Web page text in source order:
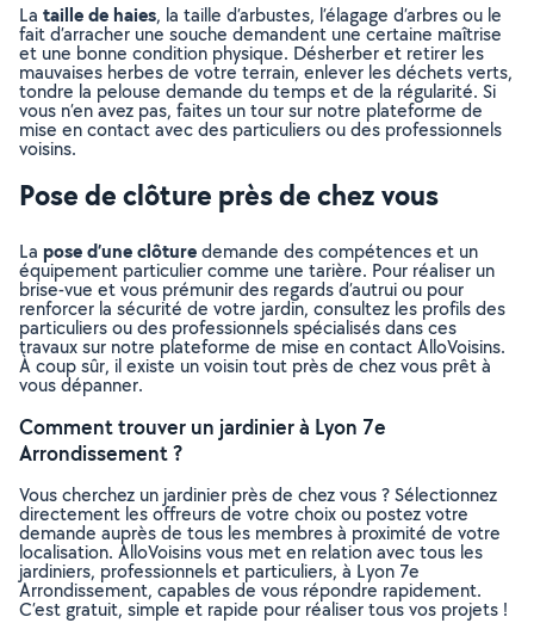
La taille de haies, la taille d’arbustes, l’élagage d’arbres ou le
fait d’arracher une souche demandent une certaine maîtrise
et une bonne condition physique. Désherber et retirer les
mauvaises herbes de votre terrain, enlever les déchets verts,
tondre la pelouse demande du temps et de la régularité. Si
vous n’en avez pas, faites un tour sur notre plateforme de
mise en contact avec des particuliers ou des professionnels
voisins.
Pose de clôture près de chez vous
La pose d’une clôturedemande des compétences et un
équipement particulier comme une tarière. Pour réaliser un
brise-vue et vous prémunir des regards d’autrui ou pour
renforcer la sécurité de votre jardin, consultez les profils des
particuliers ou des professionnels spécialisés dans ces
travaux sur notre plateforme de mise en contact AlloVoisins.
À coup sûr, il existe un voisin tout près de chez vous prêt à
vous dépanner.
Comment trouver un jardinier à Lyon 7e
Arrondissement ?
Vous cherchez un jardinier près de chez vous ? Sélectionnez
directement les offreurs de votre choix ou postez votre
demande auprès de tous les membres à proximité de votre
localisation. AlloVoisins vous met en relation avec tous les
jardiniers, professionnels et particuliers, à Lyon 7e
Arrondissement, capables de vous répondre rapidement.
C’est gratuit, simple et rapide pour réaliser tous vos projets !